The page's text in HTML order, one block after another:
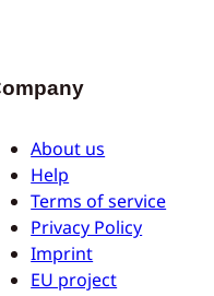
About us
Help
Terms of service
Privacy Policy
Imprint
EU project